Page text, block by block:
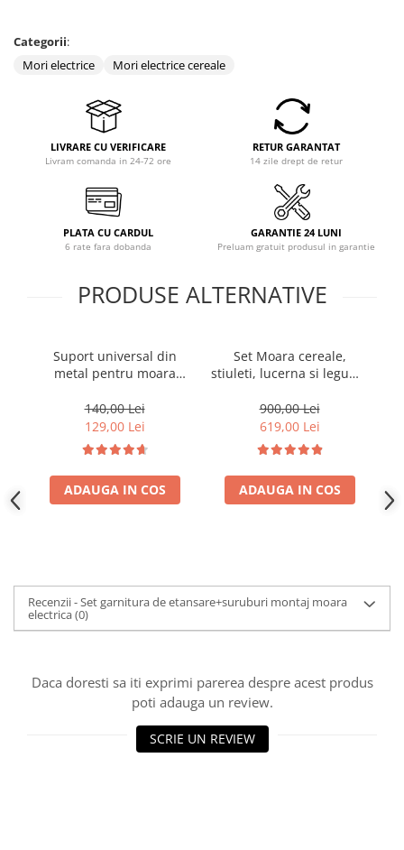
Chiuvete
Baterii de bucatarie
Baterii de baie
Echipamente de lucru
Accesorii beton
Betoniere
Generatoare
Seminee electrice
Convectoare si aeroterme electrice
Categorii:
Mori electrice
Mori electrice cereale
LIVRARE CU VERIFICARE
Livram comanda in 24-72 ore
RETUR GARANTAT
14 zile drept de retur
PLATA CU CARDUL
6 rate fara dobanda
GARANTIE 24 LUNI
Preluam gratuit produsul in garantie
PRODUSE ALTERNATIVE
Suport universal din
metal pentru moara
sustinere
140,00 Lei
129,00 Lei
ADAUGA IN COS
Set Moara cereale,
stiuleti, lucerna si legume
300Kg/Ora, cu ciocanele +
razatoare + cutite +
suport
900,00 Lei
619,00 Lei
ADAUGA IN COS
Recenzii - Set garnitura de etansare+suruburi montaj moara
electrica(0)
Daca doresti sa iti exprimi parerea despre acest produs
poti adauga un review.
SCRIE UN REVIEW